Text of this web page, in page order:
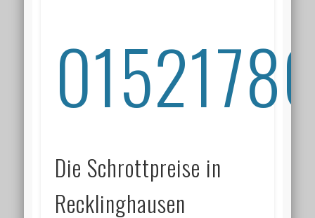
Die Schrottpreise in
Recklinghausen